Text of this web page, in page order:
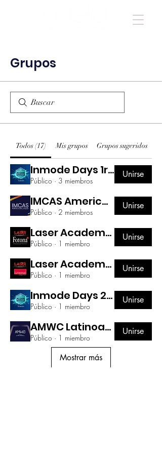
Grupos
Todos (17) Mis grupos Grupos sugeridos
Inmode Days 1ra edición | Día 1
Público · 3 miembros
Unirse
IMCAS Americas 2023
Público · 2 miembros
Unirse
Laser Academy Fotona
Público · 1 miembro
Unirse
Laser Academy Lutronic
Público · 1 miembro
Unirse
Inmode Days 2da edición | Dr. Salvatore Pagano
Público · 1 miembro
Unirse
AMWC Latinoamérica | Medellín 2023
Público · 1 miembro
Unirse
Mostrar más